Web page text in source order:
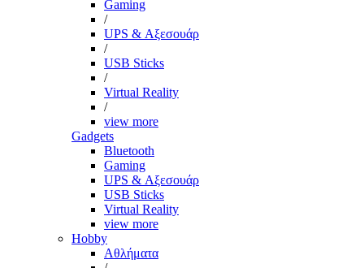
Gaming
/
UPS & Αξεσουάρ
/
USB Sticks
/
Virtual Reality
/
view more
Gadgets
Bluetooth
Gaming
UPS & Αξεσουάρ
USB Sticks
Virtual Reality
view more
Hobby
Αθλήματα